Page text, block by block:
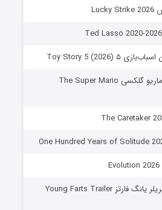
دانلود انیمیشن سوپر ماریو گلکسی The Super Mario
دانلود مستند قطعات تریلر یانگ فارتز Young Farts Trailer